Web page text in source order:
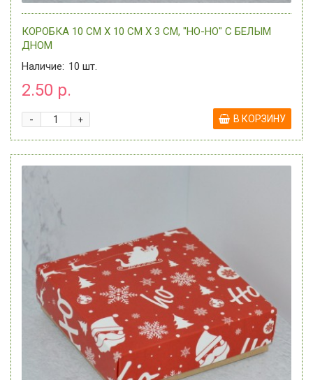
КОРОБКА 10 СМ Х 10 СМ Х 3 СМ, "HO-HO" C БЕЛЫМ
ДНОМ
Наличие: 10 шт.
2.50 р.
+
- В КОРЗИНУ